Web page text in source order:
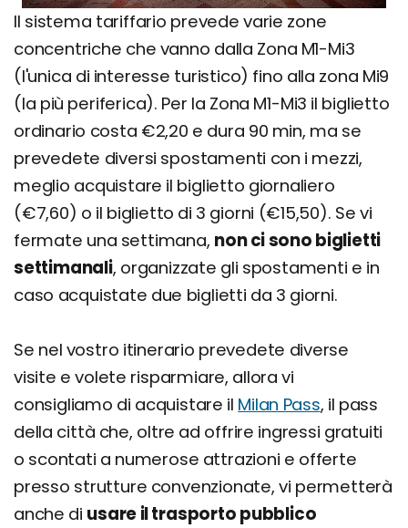
Il sistema tariffario prevede varie zone
concentriche che vanno dalla Zona M1-Mi3
(l'unica di interesse turistico) fino alla zona Mi9
(la più periferica). Per la Zona M1-Mi3 il biglietto
ordinario costa €2,20 e dura 90 min, ma se
prevedete diversi spostamenti con i mezzi,
meglio acquistare il biglietto giornaliero
(€7,60) o il biglietto di 3 giorni (€15,50). Se vi
fermate una settimana, non ci sono biglietti
settimanali, organizzate gli spostamenti e in
caso acquistate due biglietti da 3 giorni.
Se nel vostro itinerario prevedete diverse
visite e volete risparmiare, allora vi
consigliamo di acquistare il Milan Pass, il pass
della città che, oltre ad offrire ingressi gratuiti
o scontati a numerose attrazioni e offerte
presso strutture convenzionate, vi permetterà
anche di usare il trasporto pubblico